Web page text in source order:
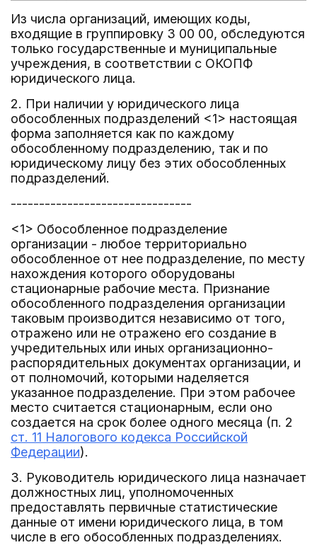
Из числа организаций, имеющих коды,
входящие в группировку 3 00 00, обследуются
только государственные и муниципальные
учреждения, в соответствии с ОКОПФ
юридического лица.
2. При наличии у юридического лица
обособленных подразделений <1> настоящая
форма заполняется как по каждому
обособленному подразделению, так и по
юридическому лицу без этих обособленных
подразделений.
--------------------------------
<1> Обособленное подразделение
организации - любое территориально
обособленное от нее подразделение, по месту
нахождения которого оборудованы
стационарные рабочие места. Признание
обособленного подразделения организации
таковым производится независимо от того,
отражено или не отражено его создание в
учредительных или иных организационно-
распорядительных документах организации, и
от полномочий, которыми наделяется
указанное подразделение. При этом рабочее
место считается стационарным, если оно
создается на срок более одного месяца (п. 2
ст. 11 Налогового кодекса Российской
Федерации).
3. Руководитель юридического лица назначает
должностных лиц, уполномоченных
предоставлять первичные статистические
данные от имени юридического лица, в том
числе в его обособленных подразделениях.